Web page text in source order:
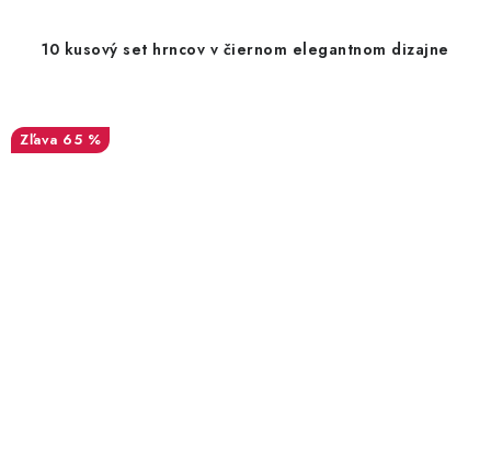
10 kusový set hrncov v čiernom elegantnom dizajne
65 %